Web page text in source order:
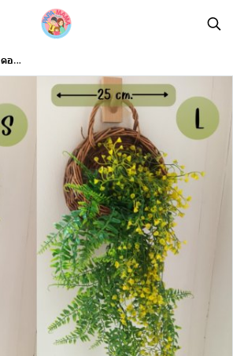
ดอกไม้เลื้อยปลอมดอกไม้ประดิษฐ์ในตะกร้าสานแขวนผนัง Artificial climbing flowers in a woven wall basket.